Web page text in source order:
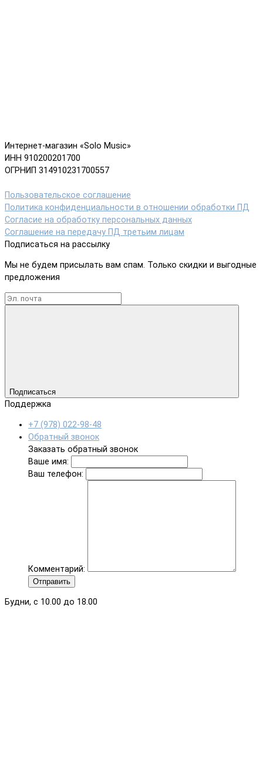
Интернет-магазин «Solo Music»
ИНН 910200201700
ОГРНИП 314910231700557
Пользовательское соглашение
Политика конфиденциальности в отношении обработки ПД
Согласие на обработку персональных данных
Соглашение на передачу ПД третьим лицам
Подписаться на рассылку
Мы не будем присылать вам спам. Только скидки и выгодные
предложения
Подписаться
Поддержка
+7 (978) 022-98-48
Обратный звонок
Заказать обратный звонок
Ваше имя:
Ваш телефон:
Комментарий:
Отправить
Будни, с 10.00 до 18.00